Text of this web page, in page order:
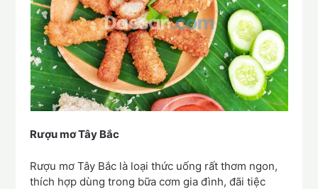
Rượu mơ Tây Bắc
Rượu mơ Tây Bắc là loại thức uống rất thơm ngon,
thích hợp dùng trong bữa cơm gia đình, đãi tiệc